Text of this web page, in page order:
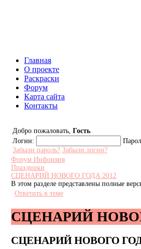
Главная
О проекте
Раскраски
Форум
Карта сайта
Контакты
Добро пожаловать, Гость
Логин:
Забыли пароль? Забыли логин?
Форум Инфоняня
Праздники
СЦЕНАРИЙ НОВОГО ГОДА 2012
В этом разделе представлены полные
Ответить в теме
СЦЕНАРИЙ
СЦЕНАРИЙ НОВОГО